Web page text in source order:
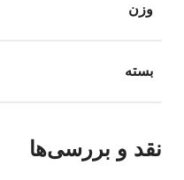
وزن
بسته
نقد و بررسی‌ها